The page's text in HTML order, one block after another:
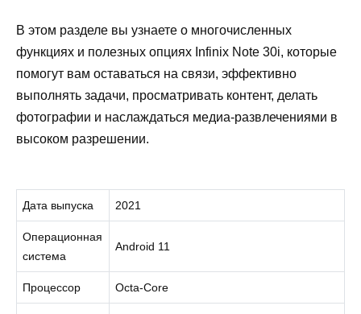
В этом разделе вы узнаете о многочисленных
функциях и полезных опциях Infinix Note 30i, которые
помогут вам оставаться на связи, эффективно
выполнять задачи, просматривать контент, делать
фотографии и наслаждаться медиа-развлечениями в
высоком разрешении.
Дата выпуска 2021
Операционная
система
Android 11
Процессор Octa-Core